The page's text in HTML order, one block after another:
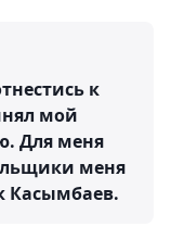
к
мой
Для меня
меня
Касымбаев.